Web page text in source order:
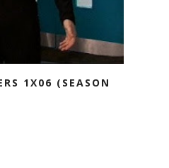
1X06 (SEASON